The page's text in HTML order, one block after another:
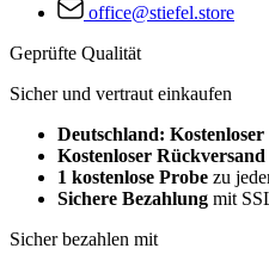
office@stiefel.store
Geprüfte Qualität
Sicher und vertraut einkaufen
Deutschland:
Kostenloser Rückversand
1 kostenlose Probe zu
Sichere Bezahlung mit
Sicher bezahlen mit